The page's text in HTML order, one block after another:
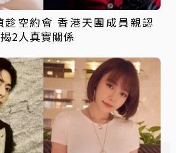
趁空約會 香港天團成員親認
2人真實關係